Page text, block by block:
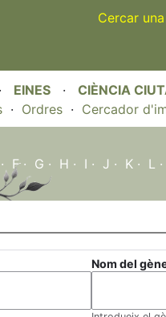
Cercar
EINES · CIÈNCIA
· Ordres· Cercador
· F· G · H · I · J · K · L ·
Nom del